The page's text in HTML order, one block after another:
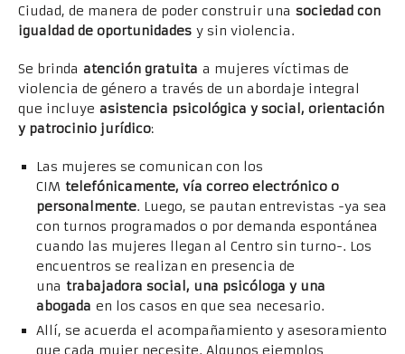
Ciudad, de manera de poder construir una sociedad con
igualdad de oportunidades y sin violencia.
Se brinda atención gratuita a mujeres víctimas de
violencia de género a través de un abordaje integral
que incluye asistencia psicológica y social, orientación
y patrocinio jurídico:
Las mujeres se comunican con los
CIM telefónicamente, vía correo electrónico o
personalmente. Luego, se pautan entrevistas -ya sea
con turnos programados o por demanda espontánea
cuando las mujeres llegan al Centro sin turno-. Los
encuentros se realizan en presencia de
una trabajadora social, una psicóloga y una
abogada en los casos en que sea necesario.
Allí, se acuerda el acompañamiento y asesoramiento